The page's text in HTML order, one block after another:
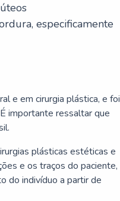
especificamente
e em cirurgia plástica, e foi
importante ressaltar que
plásticas estéticas e
e os traços do paciente,
do indivíduo a partir de